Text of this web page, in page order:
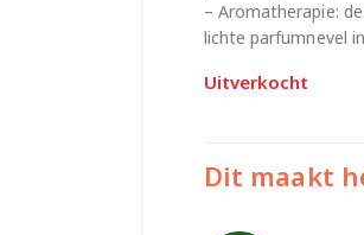
– Aromatherapie:
lichte parfumnevel
Uitverkocht
Dit maakt